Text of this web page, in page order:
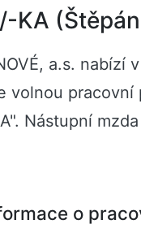
KA
a.s. nabízí
volnou pracovní
Nástupní
o